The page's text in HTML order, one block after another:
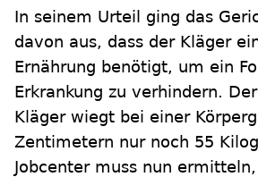
In seinem Urteil ging das
davon aus, dass der Kläger
Ernährung benötigt, um ein
Erkrankung zu verhindern.
Kläger wiegt bei einer
Zentimetern nur noch 55
Jobcenter muss nun